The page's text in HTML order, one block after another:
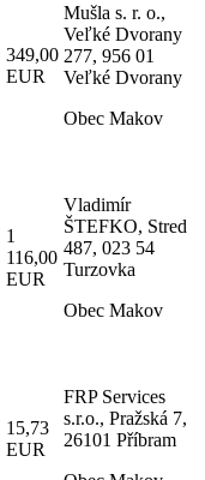
349,00
EUR
Mušla s. r. o.,
Veľké Dvorany
277, 956 01
Veľké Dvorany
Obec Makov
1
116,00
EUR
Vladimír
ŠTEFKO, Stred
487, 023 54
Turzovka
Obec Makov
15,73
EUR
FRP Services
s.r.o., Pražská 7,
26101 Příbram